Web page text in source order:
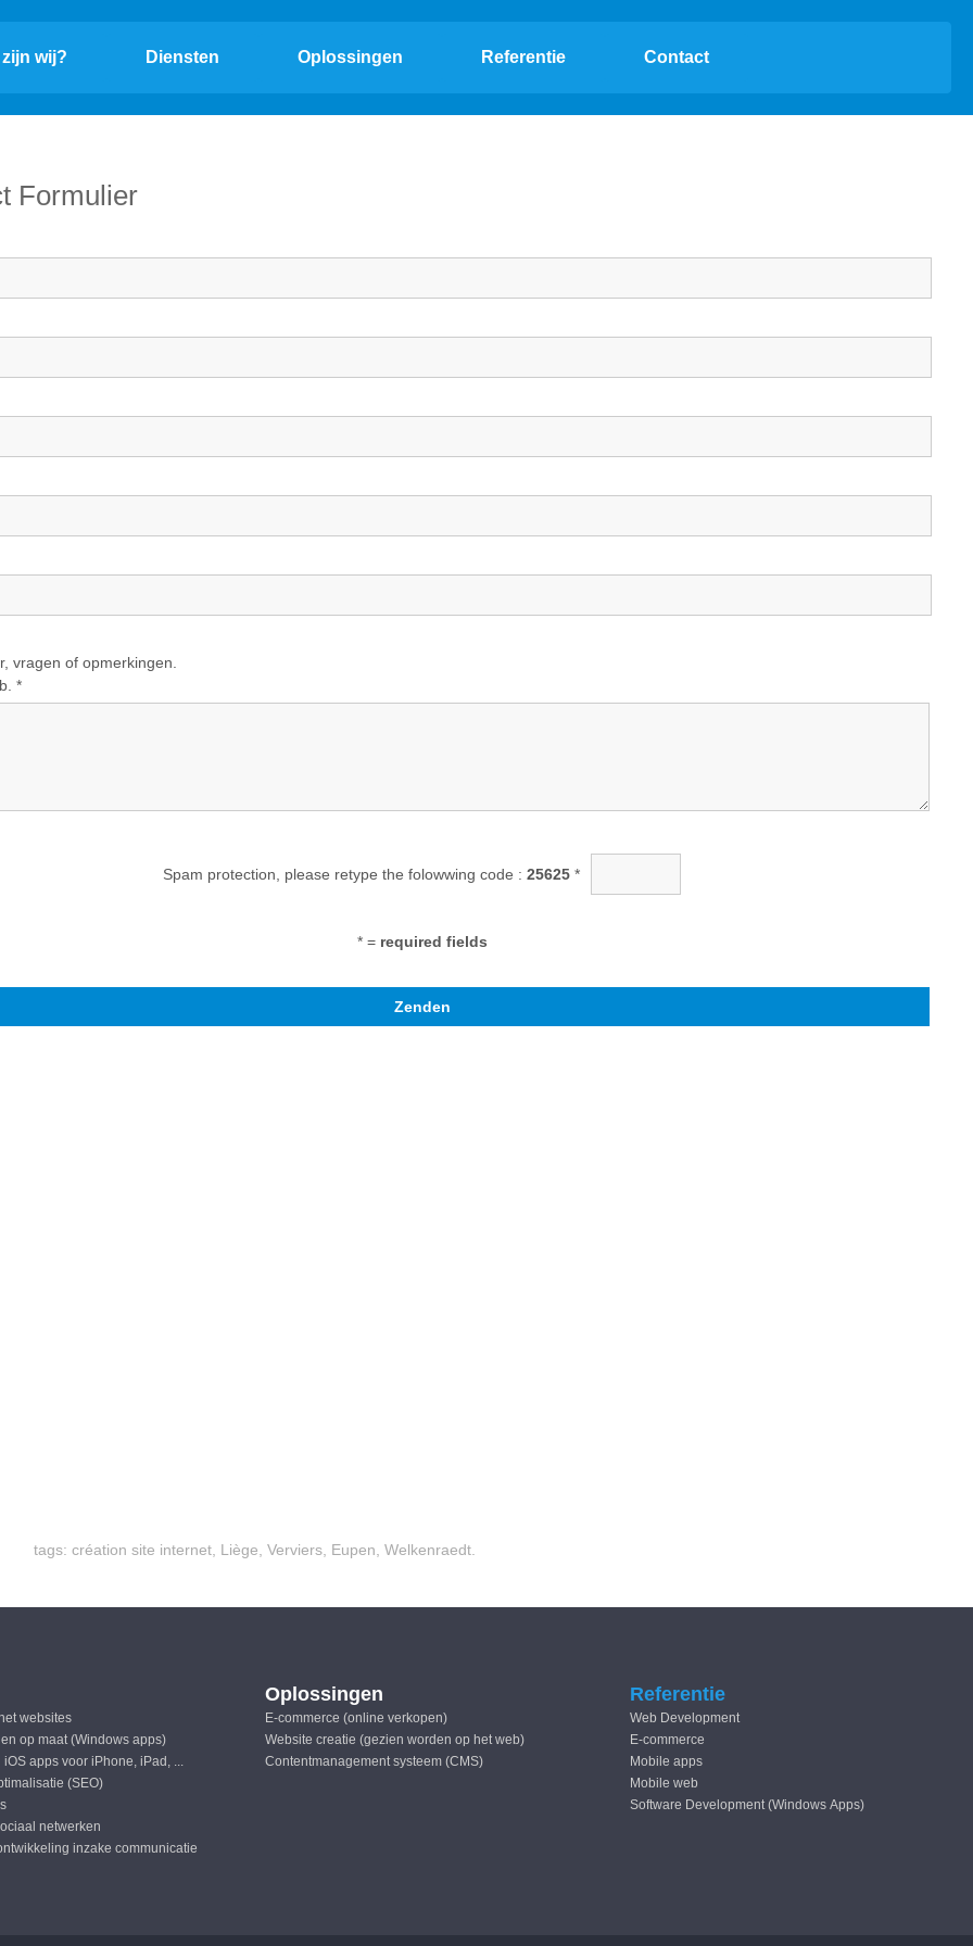
wij? Diensten Oplossingen Referentie Contact
Formulier
vragen of opmerkingen.
*
Spam protection, please retype the folowwing code : 25625*
* = required fields
tags: création site internet, Liège, Verviers, Eupen, Welkenraedt.
websites
op maat (Windows apps)
apps voor iPhone, iPad, ...
(SEO)
netwerken
inzake communicatie
Oplossingen
E-commerce (online verkopen)
Website creatie (gezien worden op het web)
Contentmanagement systeem (CMS)
Referentie
Web Development
E-commerce
Mobile apps
Mobile web
Software Development (Windows Apps)